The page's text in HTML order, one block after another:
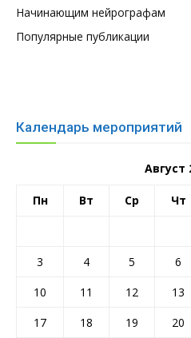
Начинающим нейрографам
Популярные публикации
Календарь мероприятий
Август
Пн Вт Ср Чт
3
4 5 6
10
11 12 13
17
18 19 20